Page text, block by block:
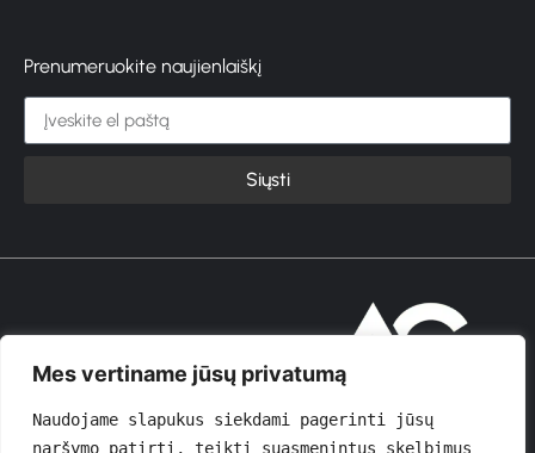
Mes vertiname jūsų privatumą
Naudojame slapukus siekdami pagerinti jūsų
naršymo patirtį, teikti suasmenintus skelbimus
Prenumeruokite naujienlaiškį
Siųsti
© 2026 GROŽIOVITA